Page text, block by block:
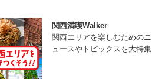
関西満喫Walker
関西エリアを楽しむためのニ
ュースやトピックスを大特集